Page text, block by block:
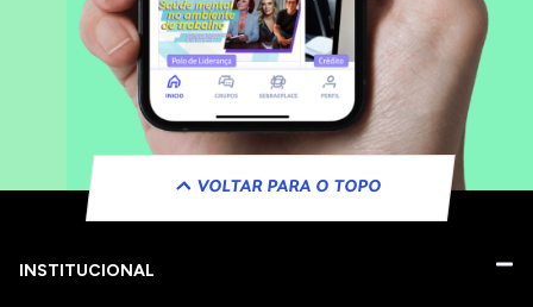
VOLTAR PARA O TOPO
INSTITUCIONAL